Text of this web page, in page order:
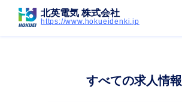
北英電気 株式会社
https://www.hokueidenki.jp
すべての求人情報